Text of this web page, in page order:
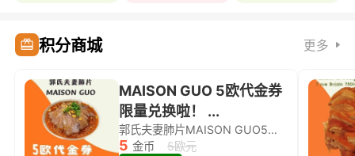
积分商城 更多
MAISON GUO 5欧代金券
限量兑换啦！ ...
郭氏夫妻肺片MAISON GUO5欧代金券限量兑换啦！
5 金币
5欧元